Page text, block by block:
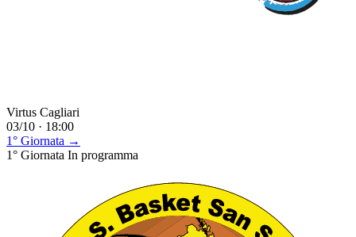
Virtus Cagliari
03/10 · 18:00
1° Giornata →
1° Giornata In programma